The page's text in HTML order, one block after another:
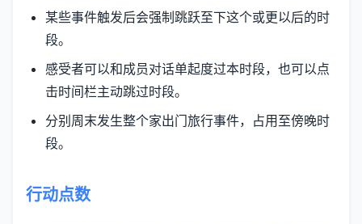
某些事件触发后会强制跳跃至下这个或更以后的时
段。
感受者可以和成员对话单起度过本时段，也可以点
击时间栏主动跳过时段。
分别周末发生整个家出门旅行事件，占用至傍晚时
段。
行动点数